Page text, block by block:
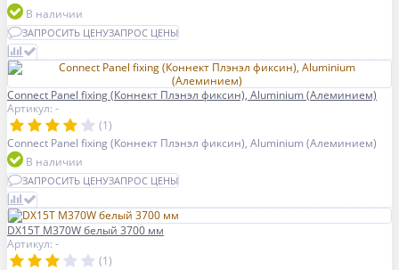
В наличии
ЗАПРОСИТЬ ЦЕНУЗАПРОС ЦЕНЫ
Connect Panel fixing (Коннект Плэнэл фиксин), Aluminium (Алеминием)
Артикул: -
(1)
Connect Panel fixing (Коннект Плэнэл фиксин), Aluminium (Алеминием)
В наличии
ЗАПРОСИТЬ ЦЕНУЗАПРОС ЦЕНЫ
DX15T M370W белый 3700 мм
Артикул: -
(1)